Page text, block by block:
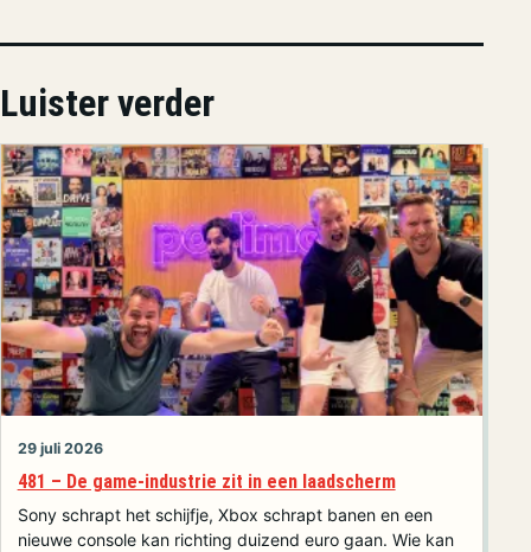
Luister verder
29 juli 2026
481 – De game-industrie zit in een laadscherm
Sony schrapt het schijfje, Xbox schrapt banen en een
nieuwe console kan richting duizend euro gaan. Wie kan